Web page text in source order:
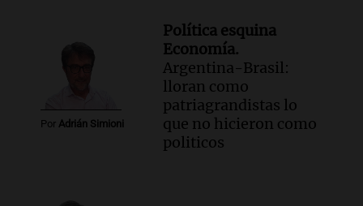
Por Adrián Simioni
Política esquina
Economía.
Argentina-Brasil:
lloran como
patriagrandistas lo
que no hicieron como
politicos